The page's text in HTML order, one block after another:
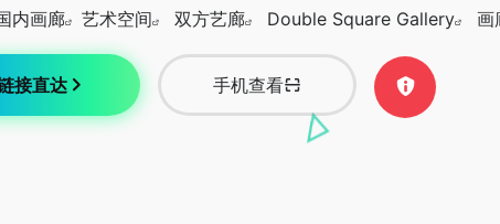
内画廊 艺术空间 双方艺廊 Double Square Gallery 画
接直达 手机查看